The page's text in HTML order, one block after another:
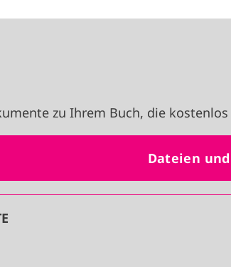
zu Ihrem Buch, die
Dateien